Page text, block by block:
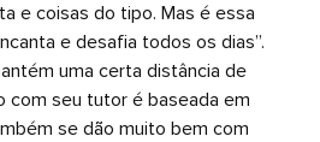
e coisas do tipo. Mas é essa
e desafia todos os dias”.
uma certa distância de
com seu tutor é baseada em
se dão muito bem com